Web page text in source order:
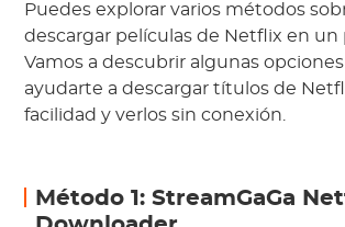
Puedes explorar varios métodos
descargar películas de Netflix en un
Vamos a descubrir algunas
ayudarte a descargar títulos de
facilidad y verlos sin conexión.
Método 1: StreamGaGa